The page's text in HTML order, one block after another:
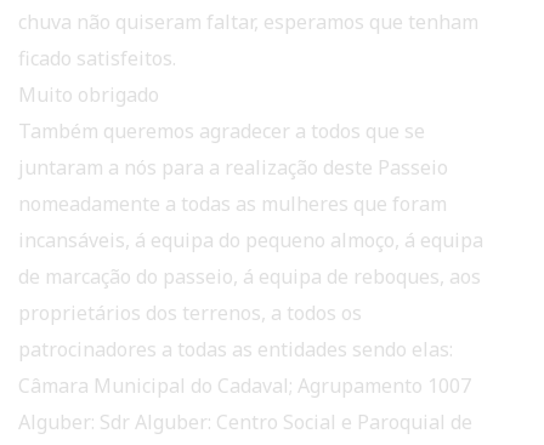
chuva não quiseram faltar, esperamos que tenham
ficado satisfeitos.
Muito obrigado
Também queremos agradecer a todos que se
juntaram a nós para a realização deste Passeio
nomeadamente a todas as mulheres que foram
incansáveis, á equipa do pequeno almoço, á equipa
de marcação do passeio, á equipa de reboques, aos
proprietários dos terrenos, a todos os
patrocinadores a todas as entidades sendo elas:
Câmara Municipal do Cadaval; Agrupamento 1007
Alguber: Sdr Alguber: Centro Social e Paroquial de